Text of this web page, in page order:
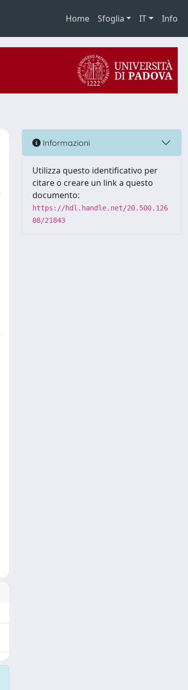
Home Sfoglia IT Info
Informazioni
Utilizza questo identificativo per
citare o creare un link a questo
documento:
https://hdl.handle.net/20.500.126
08/21843